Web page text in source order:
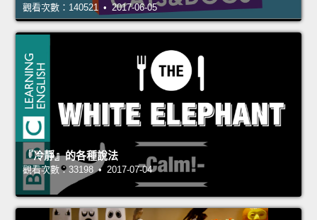
觀看次數：140521 • 2017-06-05
『冷靜』的各種說法
觀看次數：33198 • 2017-07-04